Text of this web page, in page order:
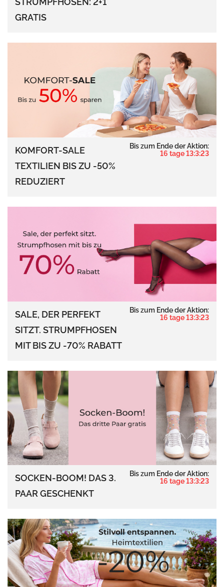
GRATIS
KOMFORT-SALE
TEXTILIEN BIS ZU -50%
REDUZIERT
Bis zum Ende der Aktion:
16 tage 13:3:22
SALE, DER PERFEKT
SITZT. STRUMPFHOSEN
MIT BIS ZU -70% RABATT
Bis zum Ende der Aktion:
16 tage 13:3:22
SOCKEN-BOOM! DAS 3.
PAAR GESCHENKT
Bis zum Ende der Aktion:
16 tage 13:3:22